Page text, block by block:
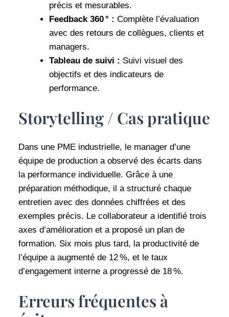
précis et mesurables.
Feedback 360 ° : Complète l’évaluation
avec des retours de collègues, clients et
managers.
Tableau de suivi : Suivi visuel des
objectifs et des indicateurs de
performance.
Storytelling / Cas pratique
Dans une PME industrielle, le manager d’une
équipe de production a observé des écarts dans
la performance individuelle. Grâce à une
préparation méthodique, il a structuré chaque
entretien avec des données chiffrées et des
exemples précis. Le collaborateur a identifié trois
axes d’amélioration et a proposé un plan de
formation. Six mois plus tard, la productivité de
l’équipe a augmenté de 12 %, et le taux
d’engagement interne a progressé de 18 %.
Erreurs fréquentes à